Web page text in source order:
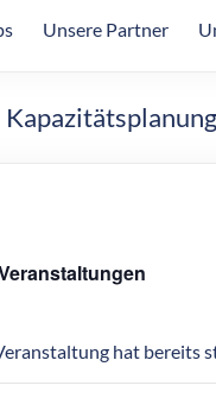
Unsere Partner
hat bereits